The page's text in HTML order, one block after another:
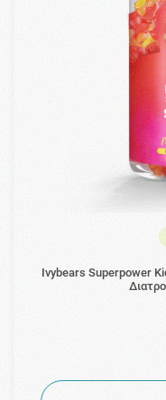
Ivybears Superpower